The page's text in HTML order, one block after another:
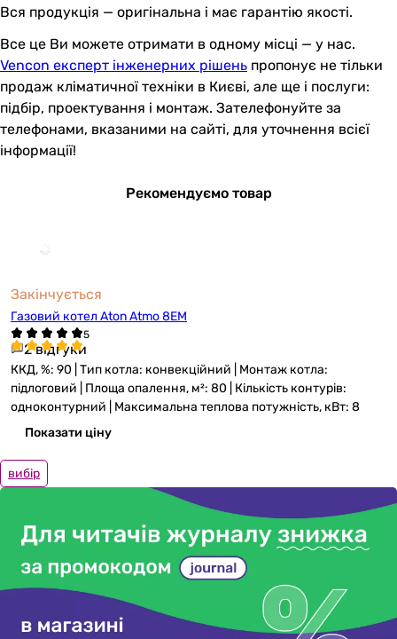
Вся продукція — оригінальна і має гарантію якості.
Все це Ви можете отримати в одному місці — у нас.
Vencon експерт інженерних рішень пропонує не тільки
продаж кліматичної техніки в Києві, але ще і послуги:
підбір, проектування і монтаж. Зателефонуйте за
телефонами, вказаними на сайті, для уточнення всієї
інформації!
Рекомендуємо товар
Закінчується
Газовий котел Aton Atmo 8EM
2 відгуки
ККД, %: 90 | Тип котла: конвекційний | Монтаж котла:
підлоговий | Площа опалення, м²: 80 | Кількість контурів:
одноконтурний | Максимальна теплова потужність, кВт: 8
Показати ціну
вибір